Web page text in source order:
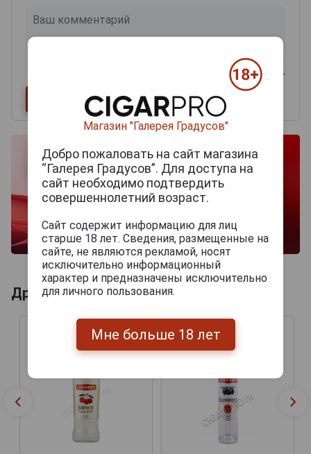
Другие продукты бренда LUXARDO
Магазин "Галерея Градусов"
Добро пожаловать на сайт магазина
“Галерея Градусов”. Для доступа на
сайт необходимо подтвердить
совершеннолетний возраст.
Сайт содержит информацию для лиц
старше 18 лет. Сведения, размещенные на
сайте, не являются рекламой, носят
исключительно информационный
характер и предназначены исключительно
для личного пользования.
Мне больше 18 лет